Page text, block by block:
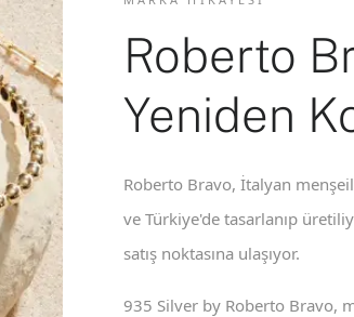
Roberto
Yeniden
Roberto Bravo, İtalyan
ve Türkiye'de tasarlanıp
satış noktasına ulaşıyor.
935 Silver by Roberto Bravo,